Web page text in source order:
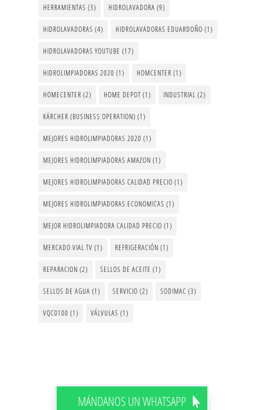
HERRAMIENTAS (3) HIDROLAVADORA (9)
HIDROLAVADORAS (4) HIDROLAVADORAS EDUARDOÑO (1)
HIDROLAVADORAS YOUTUBE (17)
HIDROLIMPIADORAS 2020 (1) HOMCENTER (1)
HOMECENTER (2) HOME DEPOT (1) INDUSTRIAL (2)
KÄRCHER (BUSINESS OPERATION) (1)
MEJORES HIDROLIMPIADORAS 2020 (1)
MEJORES HIDROLIMPIADORAS AMAZON (1)
MEJORES HIDROLIMPIADORAS CALIDAD PRECIO (1)
MEJORES HIDROLIMPIADORAS ECONOMICAS (1)
MEJOR HIDROLIMPIADORA CALIDAD PRECIO (1)
MERCADO VIAL TV (1) REFRIGERACIÓN (1)
REPARACION (2) SELLOS DE ACEITE (1)
SELLOS DE AGUA (1) SERVICIO (2) SODIMAC (3)
VQC0100 (1) VÁLVULAS (1)
MÁNDANOS UN WHATSAPP